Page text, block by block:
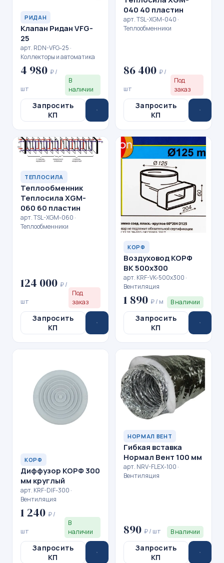
РИДАН
Клапан Ридан VFG-
25
арт. RDN-VFG-25 ·
Коллекторы и автоматика
4 980 ₽ /
шт
В
наличии
Запросить
КП
040 40 пластин
арт. TSL-XGM-040 ·
Теплообменники
86 400 ₽ /
шт
Под
заказ
Запросить
КП
ТЕПЛОСИЛА
Теплообменник
Теплосила XGM-
060 60 пластин
арт. TSL-XGM-060 ·
Теплообменники
124 000 ₽ /
шт
Под
заказ
Запросить
КП
КОРФ
Воздуховод КОРФ
ВК 500x300
арт. KRF-VK-500x300 ·
Вентиляция
1 890 ₽ / м В наличии
Запросить
КП
КОРФ
Диффузор КОРФ 300
мм круглый
арт. KRF-DIF-300 ·
Вентиляция
1 240 ₽ /
шт
В
наличии
Запросить
КП
НОРМАЛ ВЕНТ
Гибкая вставка
Нормал Вент 100 мм
арт. NRV-FLEX-100 ·
Вентиляция
890 ₽ / шт В наличии
Запросить
КП